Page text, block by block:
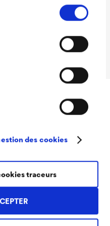
de confidentialité
vous souhaitez
des cookies
traceurs